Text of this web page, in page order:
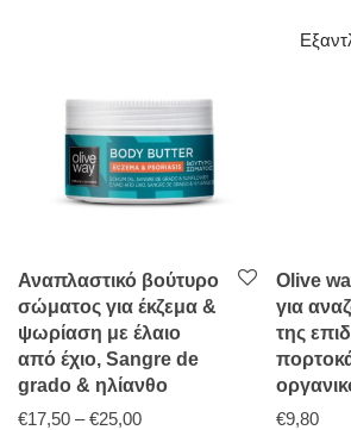
Αναπλαστικό βούτυρο
σώματος για έκζεμα &
ψωρίαση με έλαιο
από έχιο, Sangre de
grado & ηλίανθο
€17,50 – €25,00Price range: €17,50 through
Olive
για
της
€9,80